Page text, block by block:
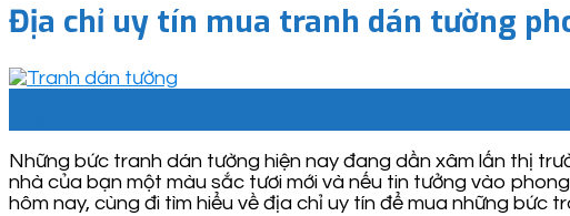
Địa chỉ uy tín mua tranh dán tường
Những bức tranh dán tường hiện nay đang dần xâm lấn thị
nhà của bạn một màu sắc tươi mới và nếu tin tưởng vào
hôm nay, cùng đi tìm hiểu về địa chỉ uy tín để mua những bức